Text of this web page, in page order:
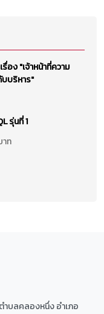
ง "เจ้าหน้าที่ความ
บริหาร"
รุ่นที่ 1
ท
ำบลคลองหนึ่ง อำเภอ